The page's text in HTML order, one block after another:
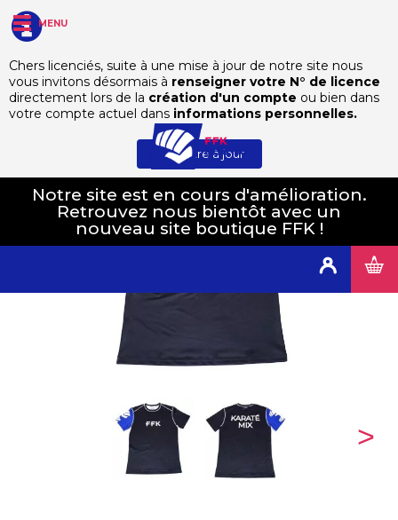
MENU
Chers licenciés, suite à une mise à jour de notre site nous
vous invitons désormais à renseigner votre N° de licence
directement lors de la création d'un compte ou bien dans
votre compte actuel dans informations personnelles.
Mettre à jour
Notre site est en cours d'amélioration.
Retrouvez nous bientôt avec un
nouveau site boutique FFK !
Connexion
Autres Disciplines Karaté Mix Rashguard Karaté Mix 24